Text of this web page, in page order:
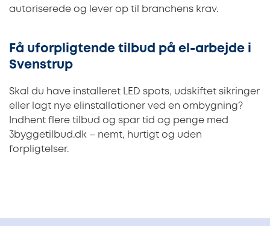
autoriserede og lever op til branchens krav.
Få uforpligtende tilbud på el-arbejde i
Svenstrup
Skal du have installeret LED spots, udskiftet sikringer
eller lagt nye elinstallationer ved en ombygning?
Indhent flere tilbud og spar tid og penge med
3byggetilbud.dk – nemt, hurtigt og uden
forpligtelser.